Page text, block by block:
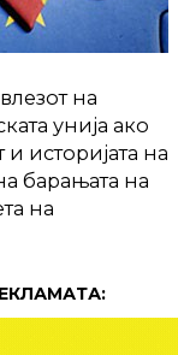
на
унија ако
и историјата на
барањата на
на